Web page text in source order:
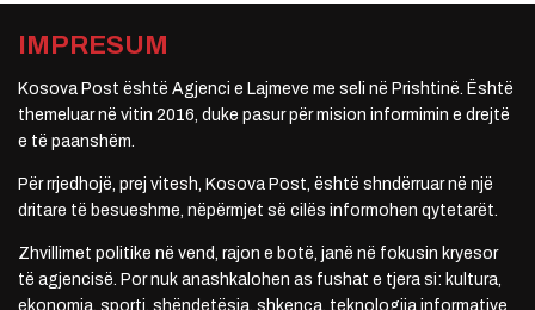
IMPRESUM
Kosova Post është Agjenci e Lajmeve me seli në Prishtinë. Është
themeluar në vitin 2016, duke pasur për mision informimin e drejtë
e të paanshëm.
Për rrjedhojë, prej vitesh, Kosova Post, është shndërruar në një
dritare të besueshme, nëpërmjet së cilës informohen qytetarët.
Zhvillimet politike në vend, rajon e botë, janë në fokusin kryesor
të agjencisë. Por nuk anashkalohen as fushat e tjera si: kultura,
ekonomia, sporti, shëndetësia, shkenca, teknologjia informative